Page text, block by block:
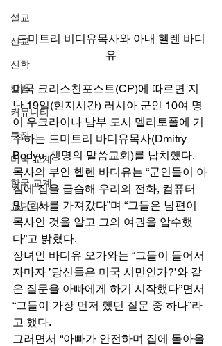
설교
선교
신학
칼럼
커뮤니티
특집
미국 교계
한국 교계
교단역사
드미트리 비디유목사와 아내 헬렌 바디
유
미국 크리스천포스트(CP)에 따르면 지
난 19일(현지시간) 러시아 군인 10여 명
이 우크라이나 남부 도시 멜리토폴에 거
주하는 드미트리 바디유목사(Dmitry
Bodyu, 생명의 말씀교회)를 납치했다.
목사의 부인 헬렌 바디유는 “군인들이 아
침에 집을 급습해 우리의 전화, 컴퓨터
및 문서를 가져갔다”며 “그들은 남편이
목사인 것을 알고 그의 여권을 압수했
다”고 밝혔다.
장녀인 바디유 오가와는 “그들이 들어서
자마자 ’당신들은 미국 시민인가?’와 같
은 질문을 아빠에게 하기 시작했다”면서
“그들이 가장 먼저 했던 질문 중 하나”라
고 했다.
그러면서 “아빠가 안전하며 집에 돌아올